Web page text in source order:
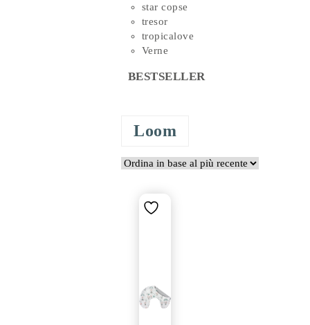
star copse
tresor
tropicalove
Verne
BESTSELLER
Loom